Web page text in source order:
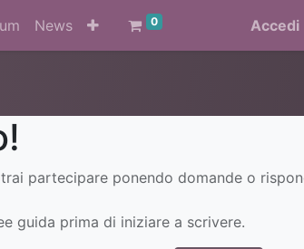
News 0 Accedi
partecipare ponendo domande o
guida prima di iniziare a scrivere.